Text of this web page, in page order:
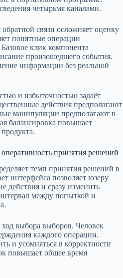
четырьмя каналами.
связи осложняет оценку
понятные операции
клик компонента
произошедшего события.
информации без реальной
и избыточностью задаёт
действия предполагают
манипуляции предполагают в
балансировка повышает
оперативность принятия решений
темп принятия решений в
интерфейса позволяет юзеру
действия и сразу изменить
между попыткой и
ход выбора выборов. Человек
каждого операции.
и усомняться в корректности
повышает общее время